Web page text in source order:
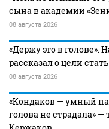
сына в академии
08 августа 2026
«Держу это в голове».
рассказал о цели
08 августа 2026
«Кондаков — умный
голова не страдала»